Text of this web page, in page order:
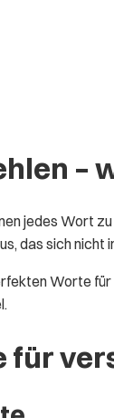
–
jedes Wort
das sich nicht
Worte
für